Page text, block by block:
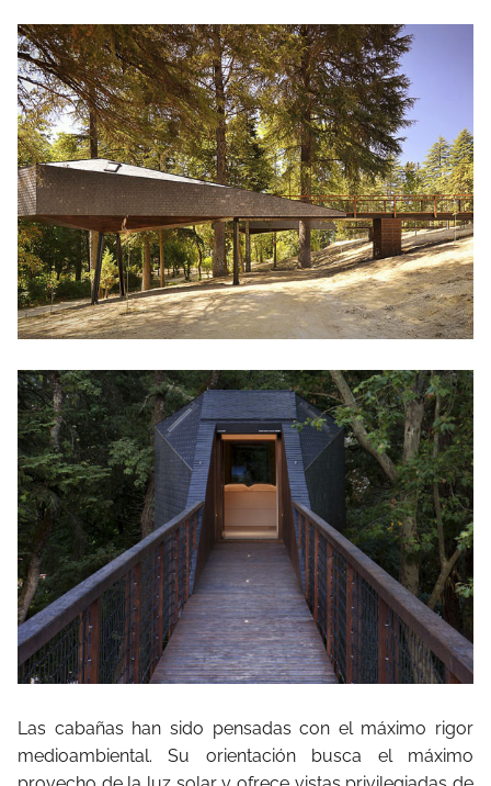
Las cabañas han sido pensadas con el máximo rigor
medioambiental. Su orientación busca el máximo